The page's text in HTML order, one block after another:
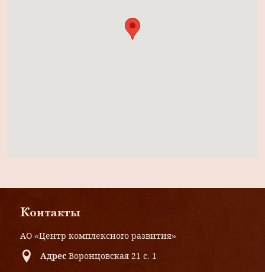
Контакты
АО «Центр комплексного развития»
Адрес Воронцовская 21 с. 1